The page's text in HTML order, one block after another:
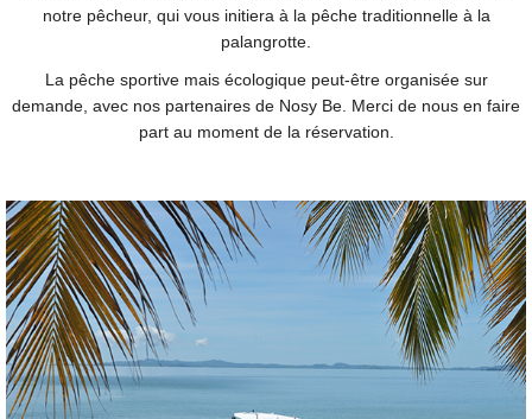
notre pêcheur, qui vous initiera à la pêche traditionnelle à la
palangrotte.
La pêche sportive mais écologique peut-être organisée sur
demande, avec nos partenaires de Nosy Be. Merci de nous en faire
part au moment de la réservation.